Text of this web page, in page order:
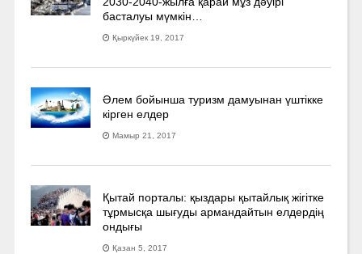
басталуы мүмкін…
Қыркүйек 19, 2017
Әлем бойынша туризм дамуынан үштікке
кірген елдер
Мамыр 21, 2017
Қытай порталы: қыздары қытайлық жігітке
тұрмысқа шығуды армандайтын елдердің
ондығы
Қазан 5, 2017